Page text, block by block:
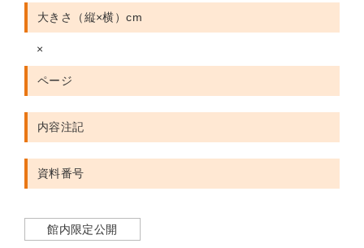
大きさ（縦×横）cm
×
ページ
内容注記
資料番号
館内限定公開